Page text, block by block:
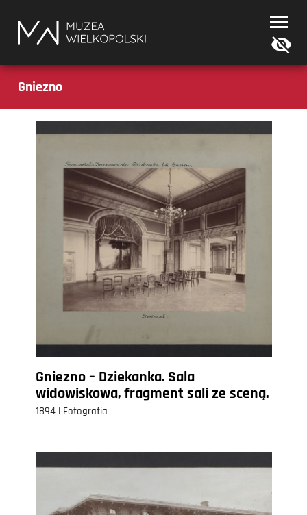
Muzea
Wielkopolski
Gniezno
Gniezno – Dziekanka. Sala
widowiskowa, fragment sali ze sceną.
1894 | Fotografia